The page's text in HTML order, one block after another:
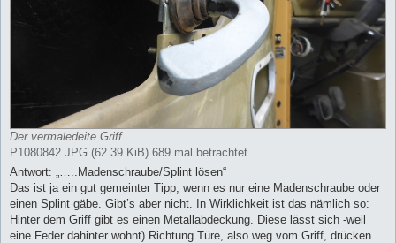
Der vermaledeite Griff
P1080842.JPG (62.39 KiB) 689 mal betrachtet
Antwort: „…..Madenschraube/Splint lösen“
Das ist ja ein gut gemeinter Tipp, wenn es nur eine Madenschraube oder
einen Splint gäbe. Gibt’s aber nicht. In Wirklichkeit ist das nämlich so:
Hinter dem Griff gibt es einen Metallabdeckung. Diese lässt sich -weil
eine Feder dahinter wohnt) Richtung Türe, also weg vom Griff, drücken.